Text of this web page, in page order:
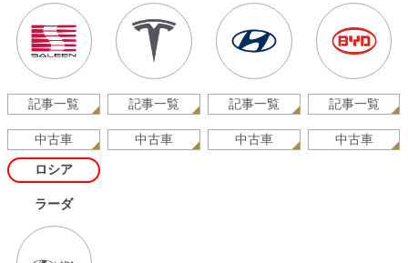
記事一覧
中古車
記事一覧
中古車
記事一覧
中古車
記事一覧
中古車
ロシア
ラーダ